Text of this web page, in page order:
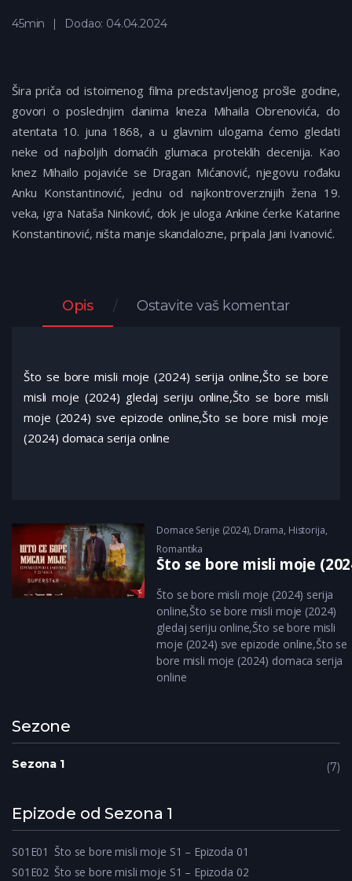
45min Dodao: 04.04.2024
Šira priča od istoimenog filma predstavljenog prošle godine,
govori o poslednjim danima kneza Mihaila Obrenovića, do
atentata 10. juna 1868, a u glavnim ulogama ćemo gledati
neke od najboljih domaćih glumaca proteklih decenija. Kao
knez Mihailo pojaviće se Dragan Mićanović, njegovu rođaku
Anku Konstantinović, jednu od najkontroverznijih žena 19.
veka, igra Nataša Ninković, dok je uloga Ankine ćerke Katarine
Konstantinović, ništa manje skandalozne, pripala Jani Ivanović.
Opis Ostavite vaš komentar
Što se bore misli moje (2024) serija online,Što se bore
misli moje (2024) gledaj seriju online,Što se bore misli
moje (2024) sve epizode online,Što se bore misli moje
(2024) domaca serija online
Domace Serije (2024), Drama, Historija,
Romantika
Što se bore misli moje
Što se bore misli moje (2024) serija
online,Što se bore misli moje (2024)
gledaj seriju online,Što se bore misli
moje (2024) sve epizode online,Što se
bore misli moje (2024) domaca serija
online
Sezone
Sezona 1 7
Epizode od Sezona 1
S01E01 Što se bore misli moje S1 – Epizoda 01
S01E02 Što se bore misli moje S1 – Epizoda 02